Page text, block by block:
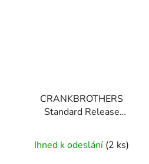
CRANKBROTHERS
Standard Release
Ihned k odeslání (2 ks)